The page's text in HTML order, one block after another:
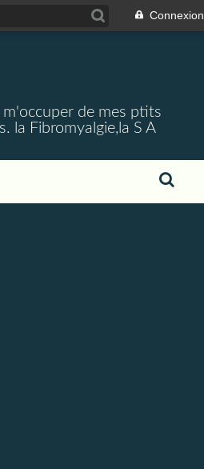
Connexion
de mes ptits
la Fibromyalgie,la S A